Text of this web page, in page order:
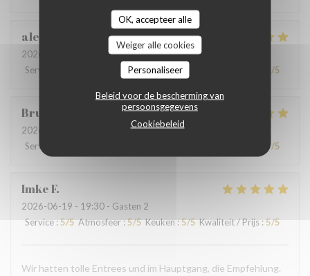
OK, accepteer alle
Weiger alle cookies
Personaliseer
Beleid voor de bescherming van
persoonsgegevens
Cookiebeleid
alessandra
2026-06-23
- 20:00 - Gasten 4
Service
4/5 Keuken:5 /5
Bruce
2026-06-20
- 21:30 - Gasten 2
Service
5/5
ImkeF
2026-06-19 - 19:30 - Gasten 2
Service: 5/5 Atmosfeer:5/5 Keuken:5/5 Kwaliteit / Prijs : 5/5
Wir hatten tolle Entrees und im Hauptgang, die Empfehlung.